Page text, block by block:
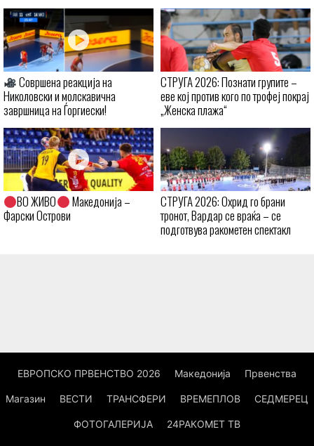
Совршена реакција на
Николовски и молскавична
завршница на Ѓоргиески!
СТРУГА 2026: Познати групите –
еве кој против кого по трофеј покрај
„Женска плажа“
ВО ЖИВО
Македонија –
Фарски Острови
СТРУГА 2026: Охрид го брани
тронот, Вардар се враќа – се
подготвува ракометен спектакл
ЕВРОПСКО ПРВЕНСТВО 2026 Македонија Првенства
Магазин ВЕСТИ ТРАНСФЕРИ ВРЕМЕПЛОВ СЕДМЕРЕЦ
ФОТОГАЛЕРИЈА 24РАКОМЕТ ТВ